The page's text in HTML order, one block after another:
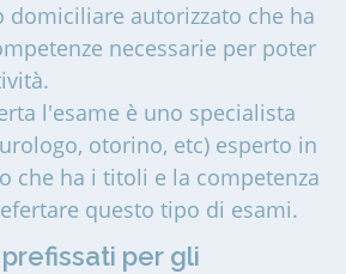
domiciliare autorizzato che ha
necessarie per poter
l'esame è uno specialista
otorino, etc) esperto in
che ha i titoli e la competenza
questo tipo di esami.
per gli